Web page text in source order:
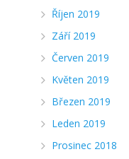
Říjen 2019
Září 2019
Červen 2019
Květen 2019
Březen 2019
Leden 2019
Prosinec 2018